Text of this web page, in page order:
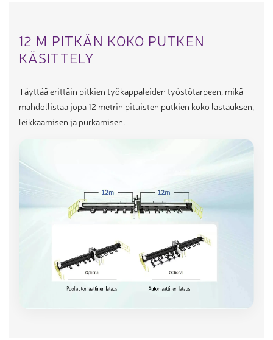
12 M PITKÄN KOKO PUTKEN
KÄSITTELY
Täyttää erittäin pitkien työkappaleiden työstötarpeen, mikä
mahdollistaa jopa 12 metrin pituisten putkien koko lastauksen,
leikkaamisen ja purkamisen.